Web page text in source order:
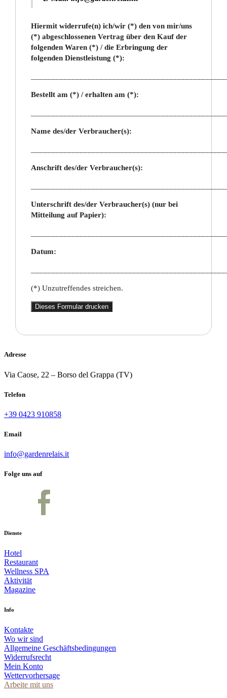
Hiermit widerrufe(n) ich/wir (*) den von mir/uns
(*) abgeschlossenen Vertrag über den Kauf der
folgenden Waren (*) / die Erbringung der
folgenden Dienstleistung (*):
Bestellt am (*) / erhalten am (*):
Name des/der Verbraucher(s):
Anschrift des/der Verbraucher(s):
Unterschrift des/der Verbraucher(s) (nur bei
Mitteilung auf Papier):
Datum:
(*) Unzutreffendes streichen.
Dieses Formular drucken
Adresse
Via Caose, 22 – Borso del Grappa (TV)
Telefon
+39 0423 910858
Email
info@gardenrelais.it
Folge uns auf
Dienste
Hotel
Restaurant
Wellness SPA
Aktivität
Magazine
Info
Kontakte
Wo wir sind
Allgemeine Geschäftsbedingungen
Widerrufsrecht
Mein Konto
Wettervorhersage
Arbeite mit uns